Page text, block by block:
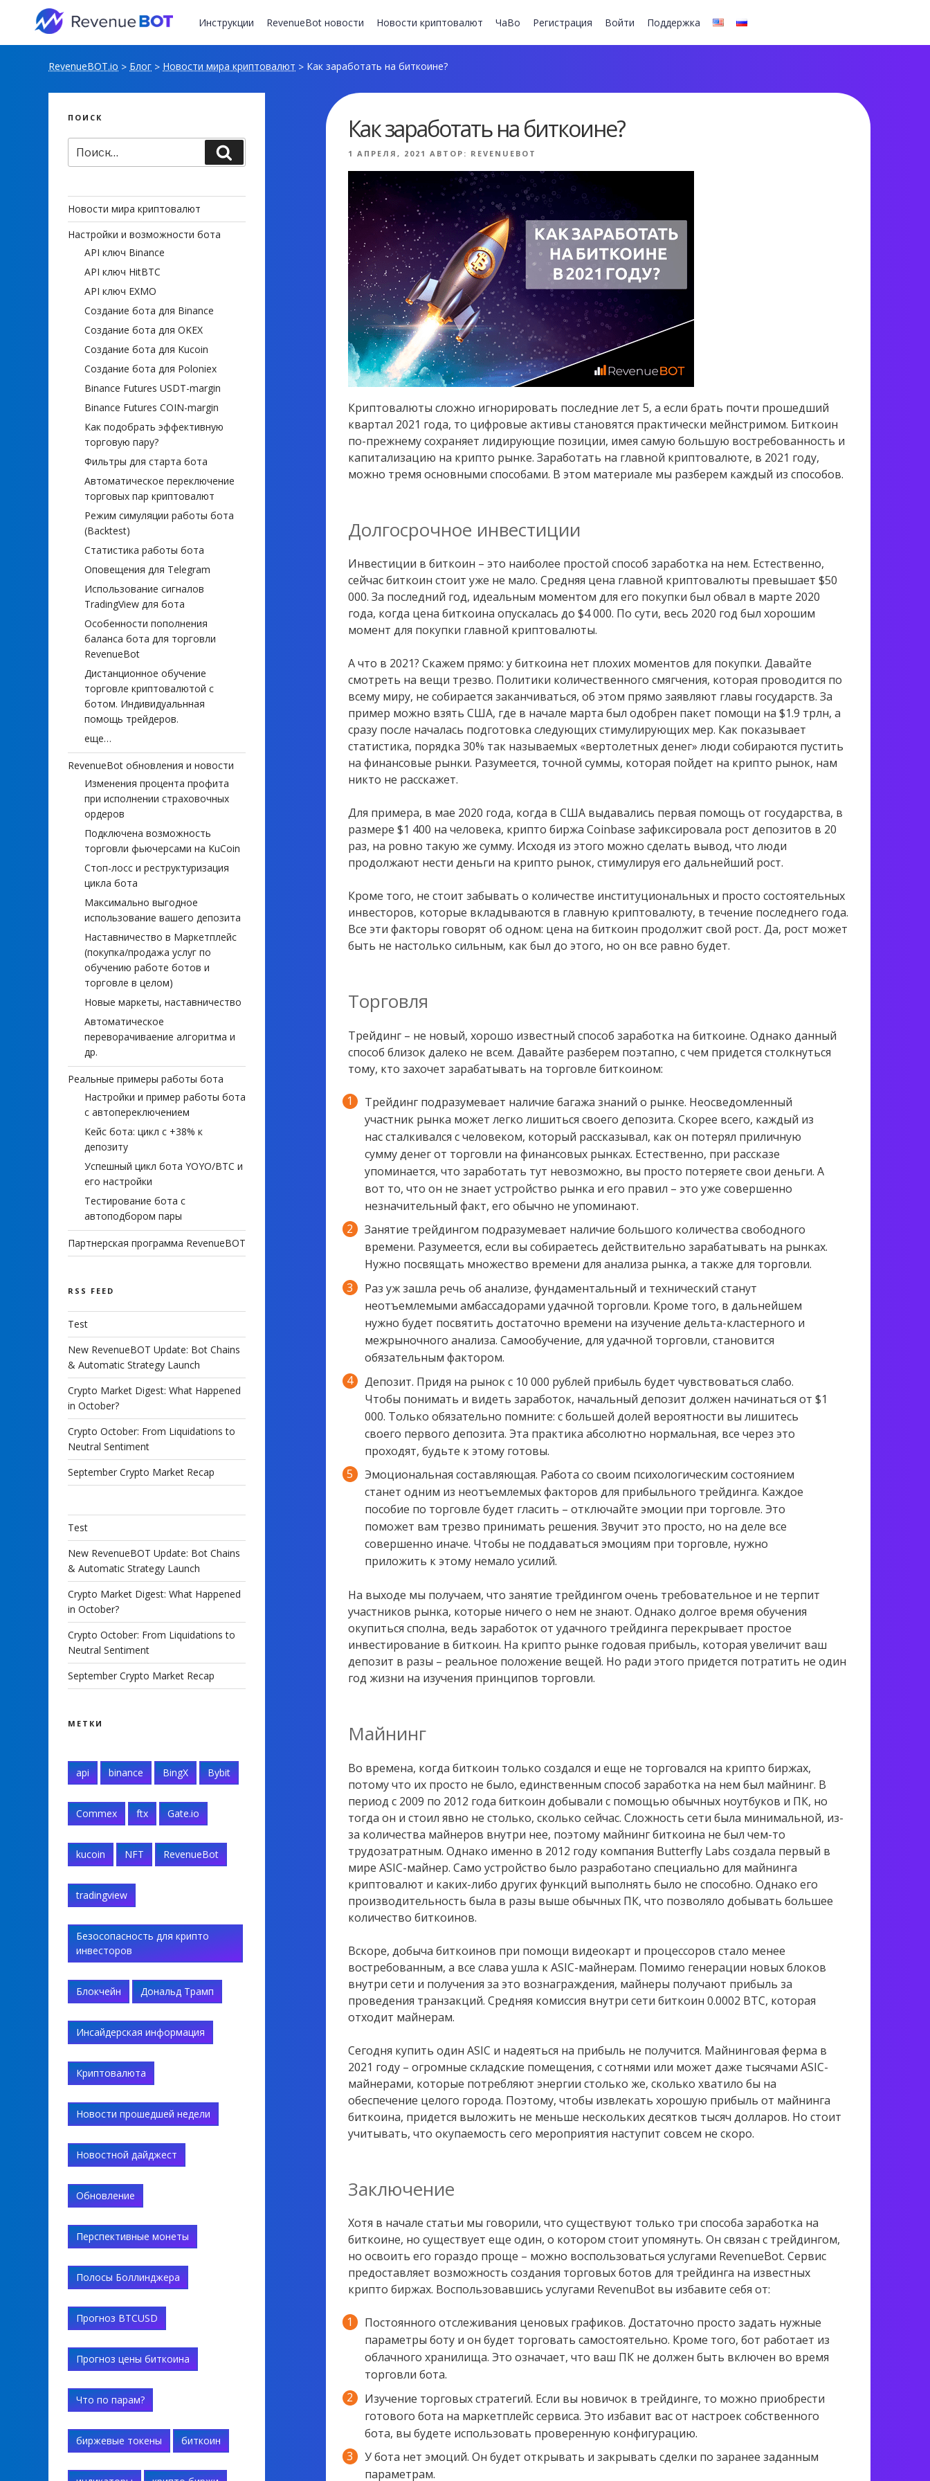
Перейти
содержимому
Инструкции RevenueBot новости Новости криптовалют ЧаВо Регистрация Войти Поддержка
RevenueBOT.io > Блог > Новости мира криптовалют > Как заработать на биткоине?
Как заработать на биткоине?
ОПУБЛИКОВАНО
1 АПРЕЛЯ, 2021 АВТОР: REVENUEBOT
Криптовалюты сложно игнорировать последние лет 5, а если брать почти прошедший
квартал 2021 года, то цифровые активы становятся практически мейнстримом. Биткоин
по-прежнему сохраняет лидирующие позиции, имея самую большую востребованность и
капитализацию на крипто рынке. Заработать на главной криптовалюте, в 2021 году,
можно тремя основными способами. В этом материале мы разберем каждый из способов.
Долгосрочное инвестиции
Инвестиции в биткоин – это наиболее простой способ заработка на нем. Естественно,
сейчас биткоин стоит уже не мало. Средняя цена главной криптовалюты превышает $50
000. За последний год, идеальным моментом для его покупки был обвал в марте 2020
года, когда цена биткоина опускалась до $4 000. По сути, весь 2020 год был хорошим
момент для покупки главной криптовалюты.
А что в 2021? Скажем прямо: у биткоина нет плохих моментов для покупки. Давайте
смотреть на вещи трезво. Политики количественного смягчения, которая проводится по
всему миру, не собирается заканчиваться, об этом прямо заявляют главы государств. За
пример можно взять США, где в начале марта был одобрен пакет помощи на $1.9 трлн, а
сразу после началась подготовка следующих стимулирующих мер. Как показывает
статистика, порядка 30% так называемых «вертолетных денег» люди собираются пустить
на финансовые рынки. Разумеется, точной суммы, которая пойдет на крипто рынок, нам
никто не расскажет.
Для примера, в мае 2020 года, когда в США выдавались первая помощь от государства, в
размере $1 400 на человека, крипто биржа Coinbase зафиксировала рост депозитов в 20
раз, на ровно такую же сумму. Исходя из этого можно сделать вывод, что люди
продолжают нести деньги на крипто рынок, стимулируя его дальнейший рост.
Кроме того, не стоит забывать о количестве институциональных и просто состоятельных
инвесторов, которые вкладываются в главную криптовалюту, в течение последнего года.
Все эти факторы говорят об одном: цена на биткоин продолжит свой рост. Да, рост может
быть не настолько сильным, как был до этого, но он все равно будет.
Торговля
Трейдинг – не новый, хорошо известный способ заработка на биткоине. Однако данный
способ близок далеко не всем. Давайте разберем поэтапно, с чем придется столкнуться
тому, кто захочет зарабатывать на торговле биткоином:
Трейдинг подразумевает наличие багажа знаний о рынке. Неосведомленный
участник рынка может легко лишиться своего депозита. Скорее всего, каждый из
нас сталкивался с человеком, который рассказывал, как он потерял приличную
сумму денег от торговли на финансовых рынках. Естественно, при рассказе
упоминается, что заработать тут невозможно, вы просто потеряете свои деньги. А
вот то, что он не знает устройство рынка и его правил – это уже совершенно
незначительный факт, его обычно не упоминают.
Занятие трейдингом подразумевает наличие большого количества свободного
времени. Разумеется, если вы собираетесь действительно зарабатывать на рынках.
Нужно посвящать множество времени для анализа рынка, а также для торговли.
Раз уж зашла речь об анализе, фундаментальный и технический станут
неотъемлемыми амбассадорами удачной торговли. Кроме того, в дальнейшем
нужно будет посвятить достаточно времени на изучение дельта-кластерного и
межрыночного анализа. Самообучение, для удачной торговли, становится
обязательным фактором.
Депозит. Придя на рынок с 10 000 рублей прибыль будет чувствоваться слабо.
Чтобы понимать и видеть заработок, начальный депозит должен начинаться от $1
000. Только обязательно помните: с большей долей вероятности вы лишитесь
своего первого депозита. Эта практика абсолютно нормальная, все через это
проходят, будьте к этому готовы.
Эмоциональная составляющая. Работа со своим психологическим состоянием
станет одним из неотъемлемых факторов для прибыльного трейдинга. Каждое
пособие по торговле будет гласить – отключайте эмоции при торговле. Это
поможет вам трезво принимать решения. Звучит это просто, но на деле все
совершенно иначе. Чтобы не поддаваться эмоциям при торговле, нужно
приложить к этому немало усилий.
На выходе мы получаем, что занятие трейдингом очень требовательное и не терпит
участников рынка, которые ничего о нем не знают. Однако долгое время обучения
окупиться сполна, ведь заработок от удачного трейдинга перекрывает простое
инвестирование в биткоин. На крипто рынке годовая прибыль, которая увеличит ваш
депозит в разы – реальное положение вещей. Но ради этого придется потратить не один
год жизни на изучения принципов торговли.
Майнинг
Во времена, когда биткоин только создался и еще не торговался на крипто биржах,
потому что их просто не было, единственным способ заработка на нем был майнинг. В
период с 2009 по 2012 года биткоин добывали с помощью обычных ноутбуков и ПК, но
тогда он и стоил явно не столько, сколько сейчас. Сложность сети была минимальной, из-
за количества майнеров внутри нее, поэтому майнинг биткоина не был чем-то
трудозатратным. Однако именно в 2012 году компания Butterfly Labs создала первый в
мире ASIC-майнер. Само устройство было разработано специально для майнинга
криптовалют и каких-либо других функций выполнять было не способно. Однако его
производительность была в разы выше обычных ПК, что позволяло добывать большее
количество биткоинов.
Вскоре, добыча биткоинов при помощи видеокарт и процессоров стало менее
востребованным, а все слава ушла к ASIC-майнерам. Помимо генерации новых блоков
внутри сети и получения за это вознаграждения, майнеры получают прибыль за
проведения транзакций. Средняя комиссия внутри сети биткоин 0.0002 BTC, которая
отходит майнерам.
Сегодня купить один ASIC и надеяться на прибыль не получится. Майнинговая ферма в
2021 году – огромные складские помещения, с сотнями или может даже тысячами ASIC-
майнерами, которые потребляют энергии столько же, сколько хватило бы на
обеспечение целого города. Поэтому, чтобы извлекать хорошую прибыль от майнинга
биткоина, придется выложить не меньше нескольких десятков тысяч долларов. Но стоит
учитывать, что окупаемость сего мероприятия наступит совсем не скоро.
Заключение
Хотя в начале статьи мы говорили, что существуют только три способа заработка на
биткоине, но существует еще один, о котором стоит упомянуть. Он связан с трейдингом,
но освоить его гораздо проще – можно воспользоваться услугами RevenueBot. Сервис
предоставляет возможность создания торговых ботов для трейдинга на известных
крипто биржах. Воспользовавшись услугами RevenuBot вы избавите себя от:
Постоянного отслеживания ценовых графиков. Достаточно просто задать нужные
параметры боту и он будет торговать самостоятельно. Кроме того, бот работает из
облачного хранилища. Это означает, что ваш ПК не должен быть включен во время
торговли бота.
Изучение торговых стратегий. Если вы новичок в трейдинге, то можно приобрести
готового бота на маркетплейс сервиса. Это избавит вас от настроек собственного
бота, вы будете использовать проверенную конфигурацию.
У бота нет эмоций. Он будет открывать и закрывать сделки по заранее заданным
параметрам.
ПОИСК
Новости мира криптовалют
Настройки и возможности бота
API ключ Binance
API ключ HitBTC
API ключ EXMO
Создание бота для Binance
Создание бота для OKEX
Создание бота для Kucoin
Создание бота для Poloniex
Binance Futures USDT-margin
Binance Futures COIN-margin
Как подобрать эффективную
торговую пару?
Фильтры для старта бота
Автоматическое переключение
торговых пар криптовалют
Режим симуляции работы бота
(Backtest)
Статистика работы бота
Оповещения для Telegram
Использование сигналов
TradingView для бота
Особенности пополнения
баланса бота для торговли
RevenueBot
Дистанционное обучение
торговле криптовалютой с
ботом. Индивидуальнная
помощь трейдеров.
еще…
RevenueBot обновления и новости
Изменения процента профита
при исполнении страховочных
ордеров
Подключена возможность
торговли фьючерсами на KuCoin
Стоп-лосс и реструктуризация
цикла бота
Максимально выгодное
использование вашего депозита
Наставничество в Маркетплейс
(покупка/продажа услуг по
обучению работе ботов и
торговле в целом)
Новые маркеты, наставничество
Автоматическое
переворачиваение алгоритма и
др.
Реальные примеры работы бота
Настройки и пример работы бота
с автопереключением
Кейс бота: цикл с +38% к
депозиту
Успешный цикл бота YOYO/BTC и
его настройки
Тестирование бота с
автоподбором пары
Партнерская программа RevenueBOT
RSS FEED
Test
New RevenueBOT Update: Bot Chains
& Automatic Strategy Launch
Crypto Market Digest: What Happened
in October?
Crypto October: From Liquidations to
Neutral Sentiment
September Crypto Market Recap
Test
New RevenueBOT Update: Bot Chains
& Automatic Strategy Launch
Crypto Market Digest: What Happened
in October?
Crypto October: From Liquidations to
Neutral Sentiment
September Crypto Market Recap
МЕТКИ
api binance BingX Bybit
Commex ftx Gate.io
kucoin NFT RevenueBot
tradingview
Безосопасность для крипто
инвесторов
Блокчейн Дональд Трамп
Инсайдерская информация
Криптовалюта
Новости прошедшей недели
Новостной дайджест
Обновление
Перспективные монеты
Полосы Боллинджера
Прогноз BTCUSD
Прогноз цены биткоина
Что по парам?
биржевые токены биткоин